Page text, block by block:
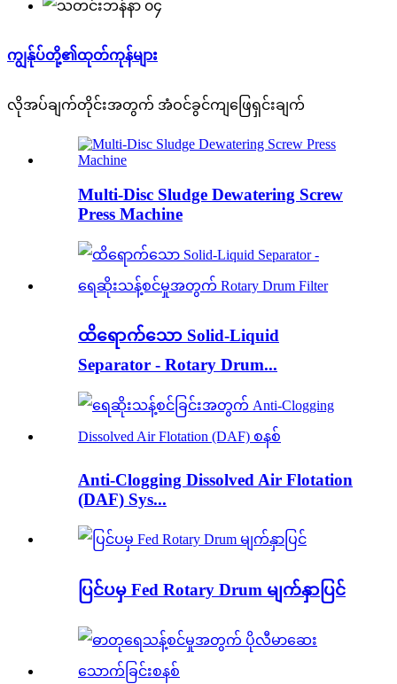
ကျွန်ုပ်တို့၏ထုတ်ကုန်များ
လိုအပ်ချက်တိုင်းအတွက် အံဝင်ခွင်ကျဖြေရှင်းချက်
Multi-Disc Sludge Dewatering Screw
Press Machine
ထိရောက်သော Solid-Liquid
Separator - Rotary Drum...
Anti-Clogging Dissolved Air Flotation
(DAF) Sys...
ပြင်ပမှ Fed Rotary Drum မျက်နှာပြင်